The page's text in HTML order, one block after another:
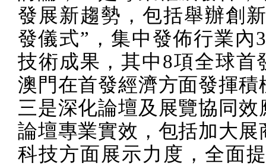
發展新趨勢，包括舉辦創
發儀式”，集中發佈行業內
技術成果，其中8項全球首
澳門在首發經濟方面發揮積
三是深化論壇及展覽協同效
論壇專業實效，包括加大展
科技方面展示力度，全面